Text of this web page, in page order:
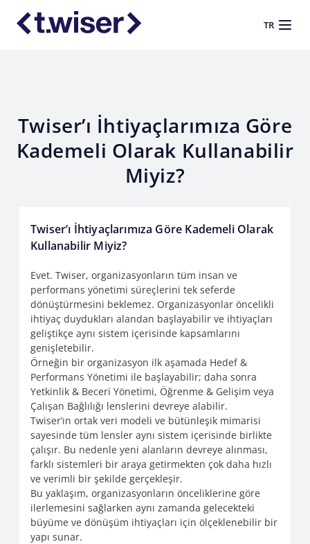
TR
Twiser’ı İhtiyaçlarımıza Göre
Kademeli Olarak Kullanabilir
Miyiz?
Twiser’ı İhtiyaçlarımıza Göre Kademeli Olarak
Kullanabilir Miyiz?
Evet. Twiser, organizasyonların tüm insan ve
performans yönetimi süreçlerini tek seferde
dönüştürmesini beklemez. Organizasyonlar öncelikli
ihtiyaç duydukları alandan başlayabilir ve ihtiyaçları
geliştikçe aynı sistem içerisinde kapsamlarını
genişletebilir.
Örneğin bir organizasyon ilk aşamada Hedef &
Performans Yönetimi ile başlayabilir; daha sonra
Yetkinlik & Beceri Yönetimi, Öğrenme & Gelişim veya
Çalışan Bağlılığı lenslerini devreye alabilir.
Twiser’ın ortak veri modeli ve bütünleşik mimarisi
sayesinde tüm lensler aynı sistem içerisinde birlikte
çalışır. Bu nedenle yeni alanların devreye alınması,
farklı sistemleri bir araya getirmekten çok daha hızlı
ve verimli bir şekilde gerçekleşir.
Bu yaklaşım, organizasyonların önceliklerine göre
ilerlemesini sağlarken aynı zamanda gelecekteki
büyüme ve dönüşüm ihtiyaçları için ölçeklenebilir bir
yapı sunar.